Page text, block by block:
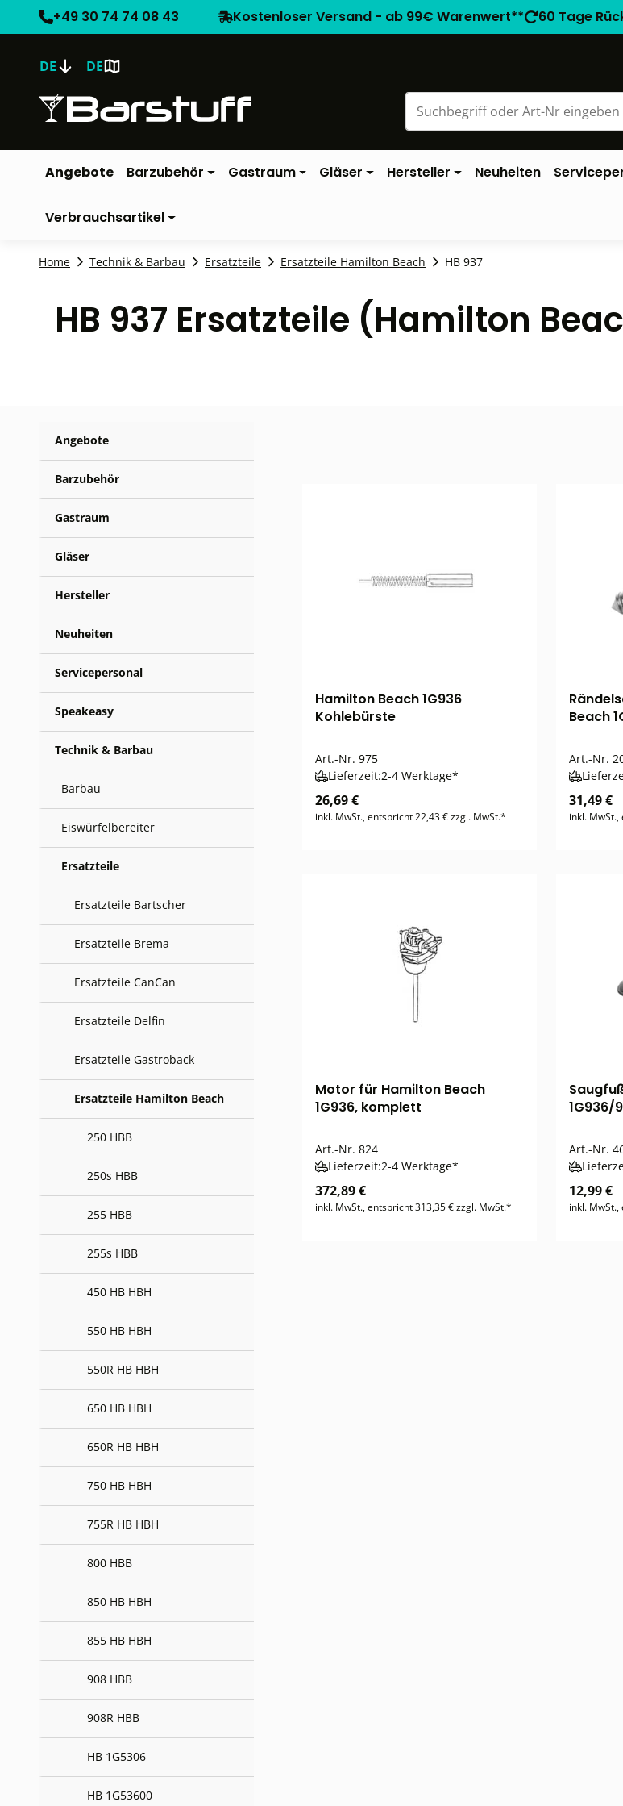
+49 30 74 74 08 43 Kostenloser Versand - ab 99€ Warenwert** 60 Tage
DE DE
Angebote Barzubehör Gastraum Gläser Hersteller Neuheiten
Verbrauchsartikel
Home Technik & Barbau Ersatzteile Ersatzteile Hamilton Beach HB 937
HB 937 Ersatzteile (Hamilton
Angebote
Barzubehör
Gastraum
Gläser
Hersteller
Neuheiten
Servicepersonal
Speakeasy
Technik & Barbau
Barbau
Eiswürfelbereiter
Ersatzteile
Ersatzteile Bartscher
Ersatzteile Brema
Ersatzteile CanCan
Ersatzteile Delfin
Ersatzteile Gastroback
Ersatzteile Hamilton Beach
250 HBB
250s HBB
255 HBB
255s HBB
450 HB HBH
550 HB HBH
550R HB HBH
650 HB HBH
650R HB HBH
750 HB HBH
755R HB HBH
800 HBB
850 HB HBH
855 HB HBH
908 HBB
908R HBB
HB 1G5306
HB 1G53600
Hamilton Beach 1G936
Kohlebürste
Art.-Nr. 975
Lieferzeit:2-4 Werktage*
26,69 €
inkl. MwSt., entspricht 22,43 € zzgl. MwSt.*
Beach
Art.-Nr.
31,49 €
inkl.
Motor für Hamilton Beach
1G936, komplett
Art.-Nr. 824
Lieferzeit:2-4 Werktage*
372,89 €
inkl. MwSt., entspricht 313,35 € zzgl. MwSt.*
1G936/
Art.-Nr.
12,99 €
inkl.